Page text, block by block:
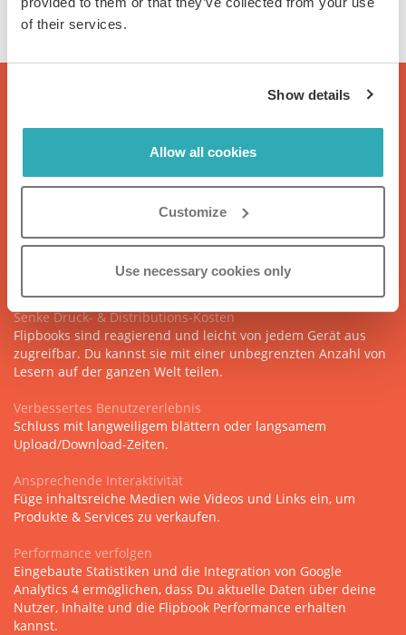
of their services.
Show details
Allow all cookies
Customize
Use necessary cookies only
Flipbook vs PDF-Datei
Senke Druck- & Distributions-Kosten
Flipbooks sind reagierend und leicht von jedem Gerät aus
zugreifbar. Du kannst sie mit einer unbegrenzten Anzahl von
Lesern auf der ganzen Welt teilen.
Verbessertes Benutzererlebnis
Schluss mit langweiligem blättern oder langsamem
Upload/Download-Zeiten.
Ansprechende Interaktivität
Füge inhaltsreiche Medien wie Videos und Links ein, um
Produkte & Services zu verkaufen.
Performance verfolgen
Eingebaute Statistiken und die Integration von Google
Analytics 4 ermöglichen, dass Du aktuelle Daten über deine
Nutzer, Inhalte und die Flipbook Performance erhalten
kannst.